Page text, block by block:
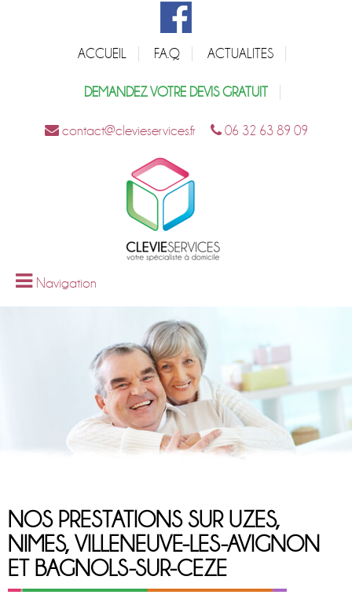
ACCUEIL F.A.Q ACTUALITES
DEMANDEZ VOTRE DEVIS GRATUIT
contact@clevieservices.fr 06 32 63 89 09
Navigation
NOS PRESTATIONS SUR UZES,
NIMES, VILLENEUVE-LES-AVIGNON
ET BAGNOLS-SUR-CEZE